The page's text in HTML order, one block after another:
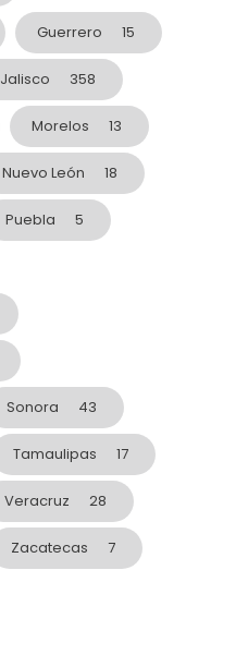
Guerrero 15
Jalisco 358
Morelos 13
Nuevo León 18
Puebla 5
Sonora 43
Tamaulipas 17
Veracruz 28
Zacatecas 7